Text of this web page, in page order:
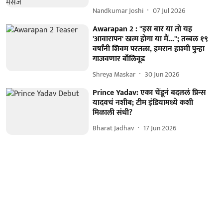
Nandkumar Joshi 07 Jul 2026
Awarapan 2 : "इस बार या तो यह
'आवारापन' खत्म होगा या मैं..."; तब्बल १९
वर्षांनी शिवम परतला, इमरान हाश्मी पुन्हा
गाजवणार बॉलिवूड
Shreya Maskar 30 Jun 2026
Prince Yadav: एका चेंडूनं बदललं प्रिन्स
यादवचं नशीब; टीम इंडियामध्ये कशी
मिळाली संधी?
Bharat Jadhav 17 Jun 2026